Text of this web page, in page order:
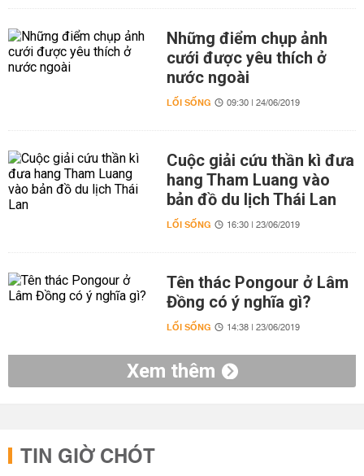
Những điểm chụp ảnh
cưới được yêu thích ở
nước ngoài
LỐI SỐNG 09:30 | 24/06/2019
Cuộc giải cứu thần kì đưa
hang Tham Luang vào
bản đồ du lịch Thái Lan
LỐI SỐNG 16:30 | 23/06/2019
Tên thác Pongour ở Lâm
Đồng có ý nghĩa gì?
LỐI SỐNG 14:38 | 23/06/2019
Xem thêm
TIN GIỜ CHÓT